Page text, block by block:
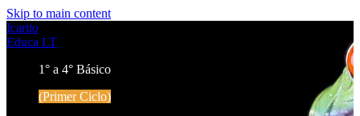
Skip to main content
Icarito
Educa LT
1° a 4° Básico
(Primer Ciclo)